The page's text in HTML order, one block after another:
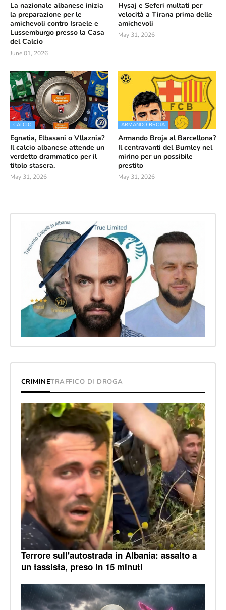
La nazionale albanese inizia
la preparazione per le
amichevoli contro Israele e
Lussemburgo presso la Casa
del Calcio
June 01, 2026
Hysaj e Seferi multati per
velocità a Tirana prima delle
amichevoli
May 31, 2026
CALCIO
Egnatia, Elbasani o Vllaznia?
Il calcio albanese attende un
verdetto drammatico per il
titolo stasera.
May 31, 2026
ARMANDO BROJA
Armando Broja al Barcellona?
Il centravanti del Burnley nel
mirino per un possibile
prestito
May 31, 2026
CRIMINETRAFFICO DI DROGA
Terrore sull'autostrada in Albania: assalto a
un tassista, preso in 15 minuti